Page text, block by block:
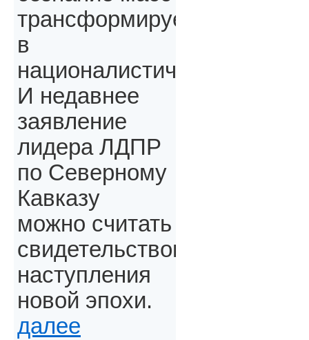
трансформируется
в
националистическое.
И недавнее
заявление
лидера ЛДПР
по Северному
Кавказу
можно считать
свидетельством
наступления
новой эпохи.
далее